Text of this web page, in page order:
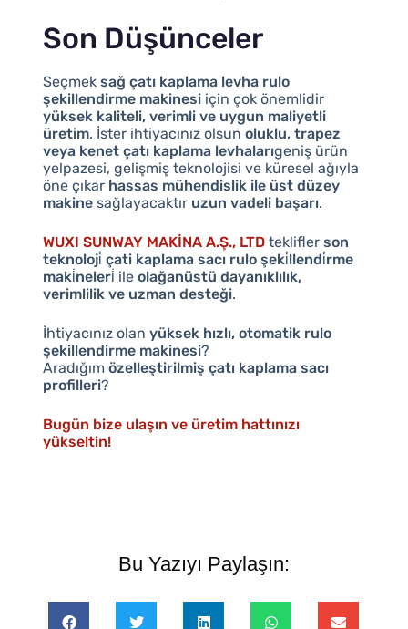
Son Düşünceler
Seçmek sağ çatı kaplama levha rulo
şekillendirme makinesiiçin çok önemlidir
yüksek kaliteli, verimli ve uygun maliyetli
üretim. İster ihtiyacınız olsun oluklu, trapez
veya kenet çatı kaplama levhalarıgeniş ürün
yelpazesi, gelişmiş teknolojisi ve küresel ağıyla
öne çıkar hassas mühendislik ile üst düzey
makinesağlayacaktır uzun vadeli başarı.
WUXI SUNWAY MAKİNA A.Ş., LTDteklifler son
teknoloji̇ çati kaplama sacı rulo şeki̇llendi̇rme
maki̇neleri̇ ile olağanüstü dayanıklılık,
verimlilik ve uzman desteği.
İhtiyacınız olan yüksek hızlı, otomatik rulo
şekillendirme makinesi?
Aradığım özelleştirilmiş çatı kaplama sacı
profilleri?
Bugün bize ulaşın ve üretim hattınızı
yükseltin!
Bu Yazıyı Paylaşın: